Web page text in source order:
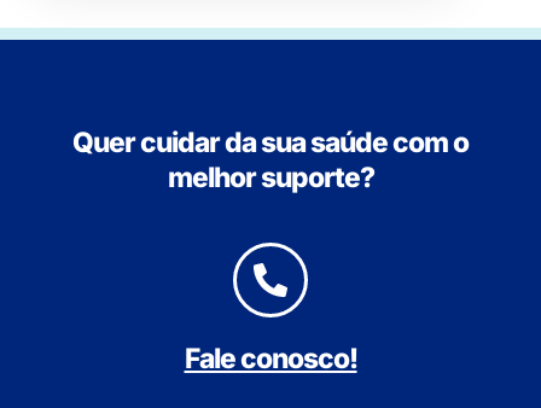
Quer cuidar da sua saúde com o
melhor suporte?
Fale conosco!